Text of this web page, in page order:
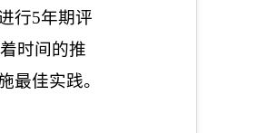
行5年期评
时间的推
最佳实践。